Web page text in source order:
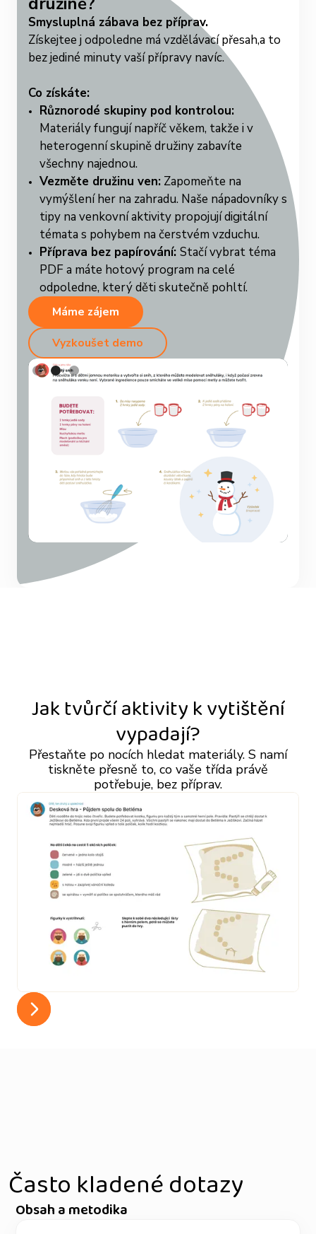
Smysluplná zábava bez příprav.
Získejtee j odpoledne má vzdělávací přesah,a to
bez jediné minuty vaší přípravy navíc.
Co získáte:
Různorodé skupiny pod kontrolou:
Materiály fungují napříč věkem, takže i v
heterogenní skupině družiny zabavíte
všechny najednou.
Vezměte družinu ven: Zapomeňte na
vymýšlení her na zahradu. Naše nápadovníky s
tipy na venkovní aktivity propojují digitální
témata s pohybem na čerstvém vzduchu.
Příprava bez papírování: Stačí vybrat téma
PDF a máte hotový program na celé
odpoledne, který děti skutečně pohltí.
Máme zájem
Vyzkoušet demo
Jak tvůrčí aktivity k vytištění
vypadají?
Přestaňte po nocích hledat materiály. S namí
tiskněte přesně to, co vaše třída právě
potřebuje, bez příprav.
Slide 2 of 6.
Často kladené dotazy
Obsah a metodika